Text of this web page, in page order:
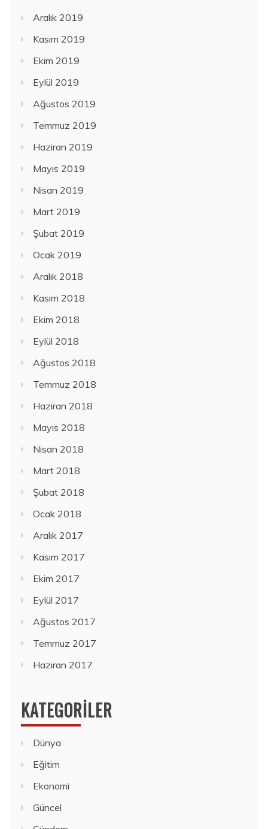
Aralık 2019
Kasım 2019
Ekim 2019
Eylül 2019
Ağustos 2019
Temmuz 2019
Haziran 2019
Mayıs 2019
Nisan 2019
Mart 2019
Şubat 2019
Ocak 2019
Aralık 2018
Kasım 2018
Ekim 2018
Eylül 2018
Ağustos 2018
Temmuz 2018
Haziran 2018
Mayıs 2018
Nisan 2018
Mart 2018
Şubat 2018
Ocak 2018
Aralık 2017
Kasım 2017
Ekim 2017
Eylül 2017
Ağustos 2017
Temmuz 2017
Haziran 2017
KATEGORILER
Dünya
Eğitim
Ekonomi
Güncel